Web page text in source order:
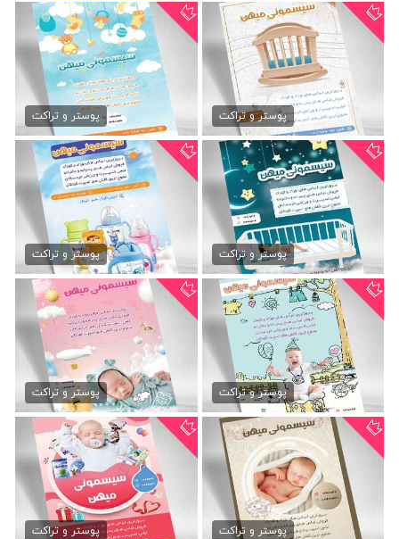
دانلود psd تراکت پوشاک...
79,000 تومان پوستر و تراکت
تراکت psd پوشاک بچگانه
79,000 تومان پوستر و تراکت
دانلود تراکت پوشاک بچگانه
79,000 تومان پوستر و تراکت
طرح تراکت پوشاک بچگانه
79,000 تومان پوستر و تراکت
تراکت لایه باز پوشاک بچگانه
79,000 تومان پوستر و تراکت
دانلود تراکت سیسمونی نوزاد
79,000 تومان پوستر و تراکت
طرح تراکت سیسمونی نوزاد
79,000 تومان پوستر و تراکت
دانلود psd تراکت سیسمونی
79,000 تومان پوستر و تراکت